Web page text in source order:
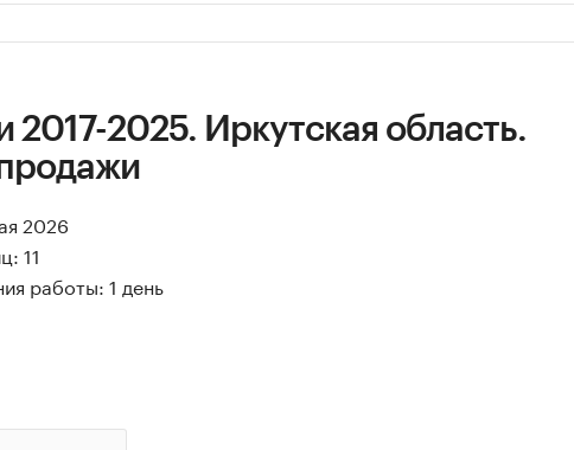
2017-2025. Иркутская область.
2026
11
работы: 1 день